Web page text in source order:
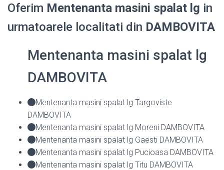
Oferim Mentenanta masini spalat lg in
urmatoarele localitati din DAMBOVITA
Mentenanta masini spalat lg
DAMBOVITA
Mentenanta masini spalat lg Targoviste
DAMBOVITA
Mentenanta masini spalat lg Moreni DAMBOVITA
Mentenanta masini spalat lg Gaesti DAMBOVITA
Mentenanta masini spalat lg Pucioasa DAMBOVITA
Mentenanta masini spalat lg Titu DAMBOVITA